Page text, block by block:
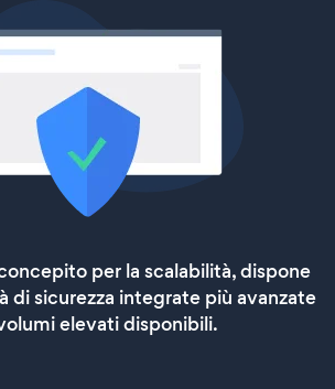
per la scalabilità, dispone
di sicurezza integrate più avanzate
elevati disponibili.